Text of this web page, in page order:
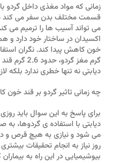
زمانی که مواد مغذی داخل گردو
قسمت مختلف بدن سفر می کند
می تواند آسیب ها را ترمیم می
اکسیدان در ساختار خود دارد و
گرم مغز
دیابتی نه تنها خطری ندارد بلکه
چه زمانی تاثیر گردو بر قند
برای پاسخ به این سوال باید
دیابتی با استفاده ی گردوها،
می شود و نیازی به هیچ قرص و
روز نیاز به انجام تحقیقات
بیوشیمیایی در این راه به